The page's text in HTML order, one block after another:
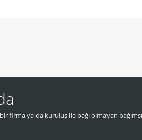
firma ya da kuruluş ile bağı olmayan